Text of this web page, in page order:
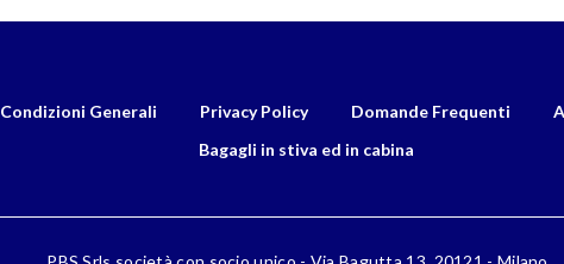
Condizioni Generali Privacy Policy Domande Frequenti
Bagagli in stiva ed in cabina